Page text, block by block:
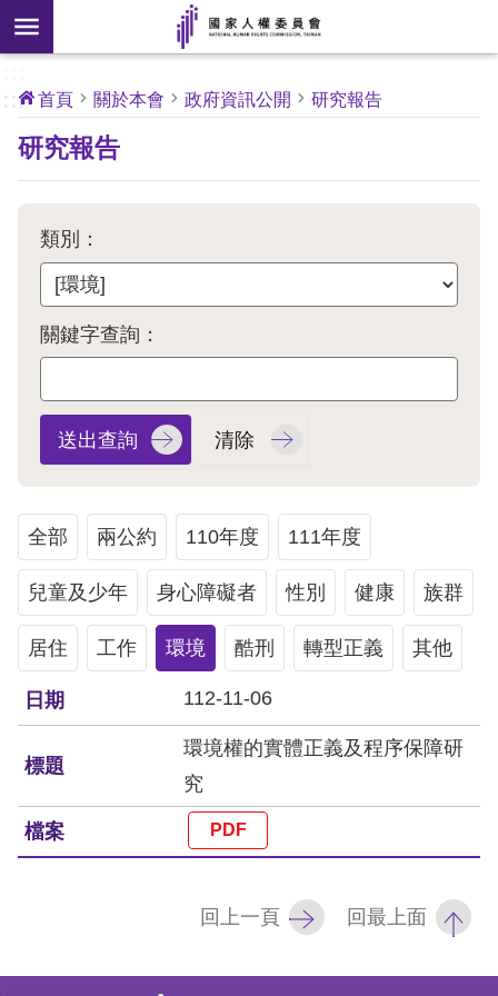
前往主要內容區塊
搜
尋
開
新
核
心
人
權
關
於
本
會
最
人
權
業
務
核
人
公
約
申
:::
首頁 關於本會 政府資訊公開 研究報告
研究報告
類別：
關鍵字查詢：
全部 兩公約 110年度 111年度
兒童及少年 身心障礙者 性別 健康 族群
居住 工作 環境 酷刑 轉型正義 其他
112-11-06
環境權的實體正義及程序保障研
究
回上一頁 回最上面